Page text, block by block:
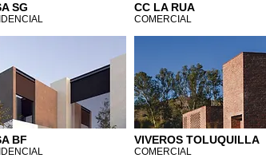
SG
BF
CC LA RUA
COMERCIAL
VIVEROS TOLUQUILLA
COMERCIAL